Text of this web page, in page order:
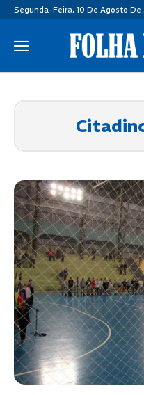
Segunda-Feira, 10 De Agosto De